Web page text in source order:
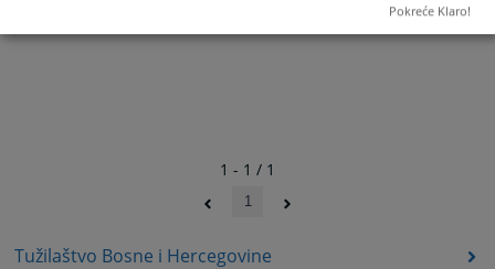
Tužilaštvo Bosne i Hercegovine
1 - 1 / 1
1
Pokreće Klaro!